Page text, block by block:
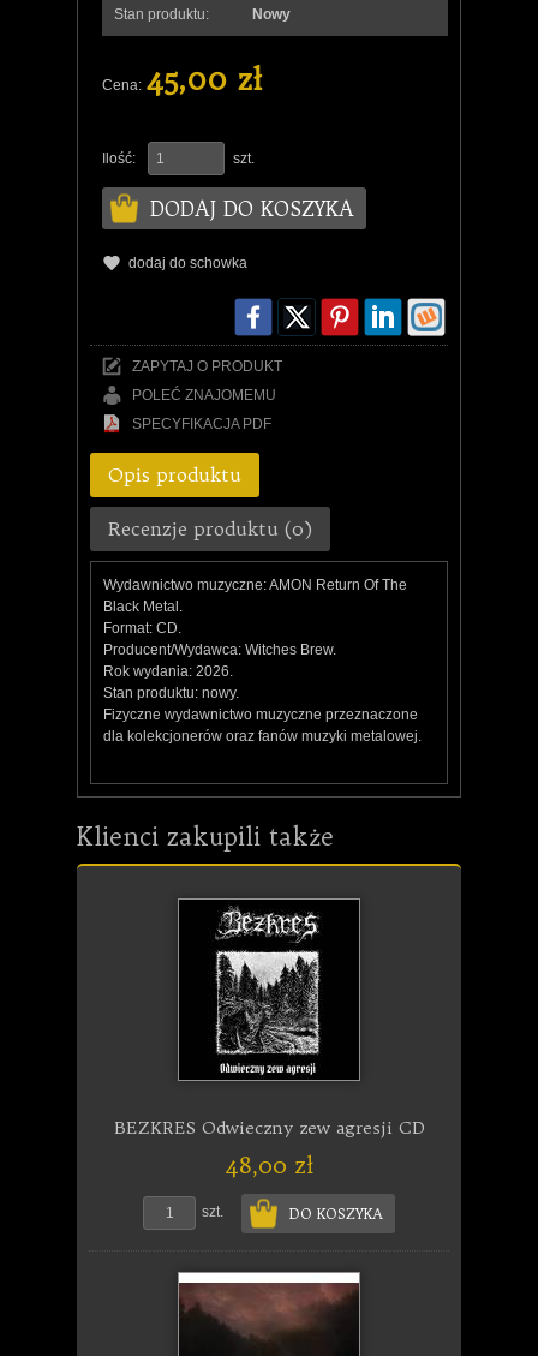
Stan produktu:
Nowy
Cena: 45,00 zł
Ilość: szt.
DODAJ DO KOSZYKA
dodaj do schowka
ZAPYTAJ O PRODUKT
POLEĆ ZNAJOMEMU
SPECYFIKACJA PDF
Opis produktu
Recenzje produktu (0)
Wydawnictwo muzyczne: AMON Return Of The
Black Metal.
Format: CD.
Producent/Wydawca: Witches Brew.
Rok wydania: 2026.
Stan produktu: nowy.
Fizyczne wydawnictwo muzyczne przeznaczone
dla kolekcjonerów oraz fanów muzyki metalowej.
Klienci zakupili także
BEZKRES Odwieczny zew agresji CD
48,00 zł
szt. DO KOSZYKA